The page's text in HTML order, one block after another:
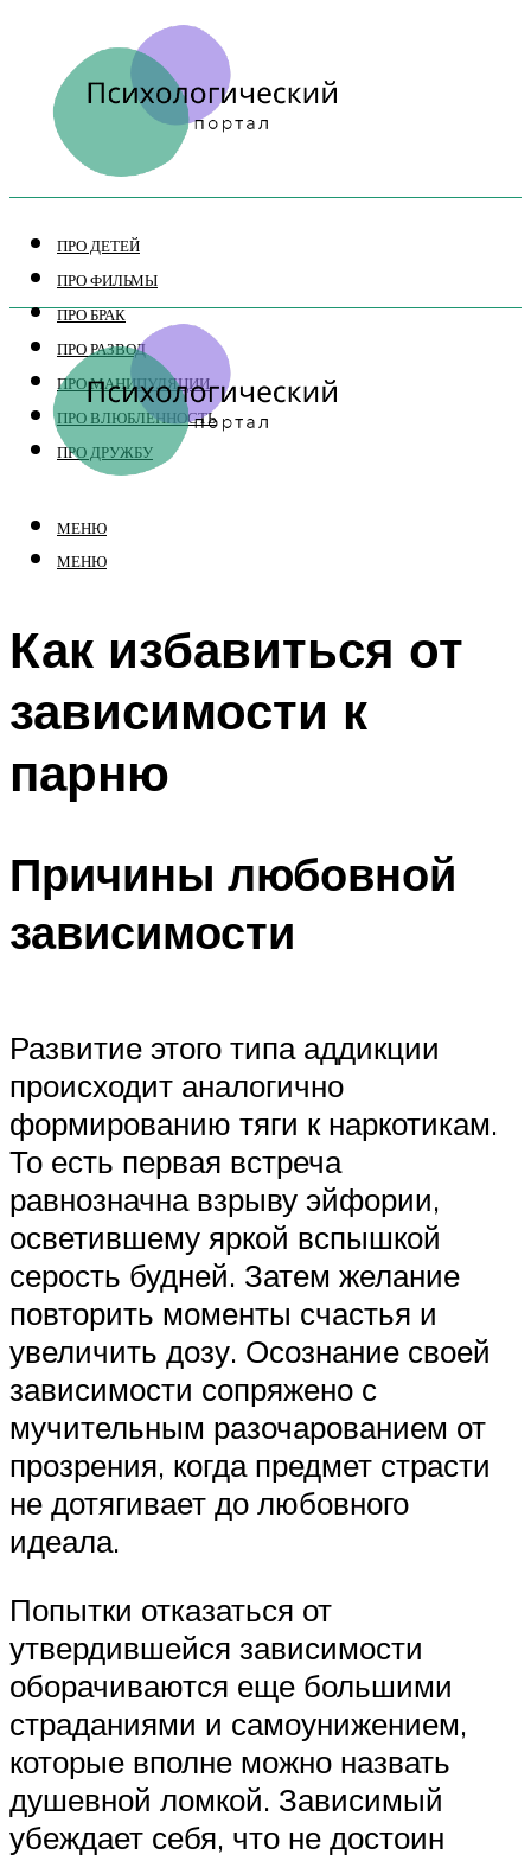
ПРО ДЕТЕЙ
ПРО ФИЛЬМЫ
ПРО БРАК
ПРО РАЗВОД
ПРО МАНИПУЛЯЦИИ
ПРО ВЛЮБЛЕННОСТЬ
ПРО ДРУЖБУ
МЕНЮ
МЕНЮ
Как избавиться от
зависимости к
парню
Причины любовной
зависимости
Развитие этого типа аддикции
происходит аналогично
формированию тяги к наркотикам.
То есть первая встреча
равнозначна взрыву эйфории,
осветившему яркой вспышкой
серость будней. Затем желание
повторить моменты счастья и
увеличить дозу. Осознание своей
зависимости сопряжено с
мучительным разочарованием от
прозрения, когда предмет страсти
не дотягивает до любовного
идеала.
Попытки отказаться от
утвердившейся зависимости
оборачиваются еще большими
страданиями и самоунижением,
которые вполне можно назвать
душевной ломкой. Зависимый
убеждает себя, что не достоин